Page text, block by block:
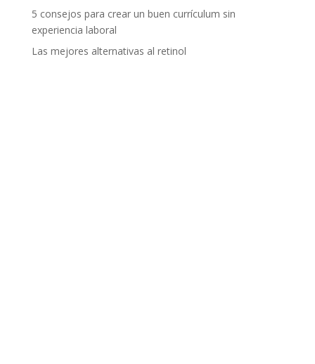
5 consejos para crear un buen currículum sin
experiencia laboral
Las mejores alternativas al retinol